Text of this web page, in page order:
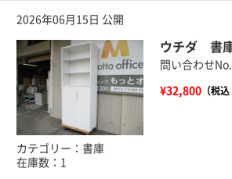
2026年06月15日 公開
ウチダ 書
問い合わせ
¥32,800（税込
カテゴリー：書庫
在庫数：1